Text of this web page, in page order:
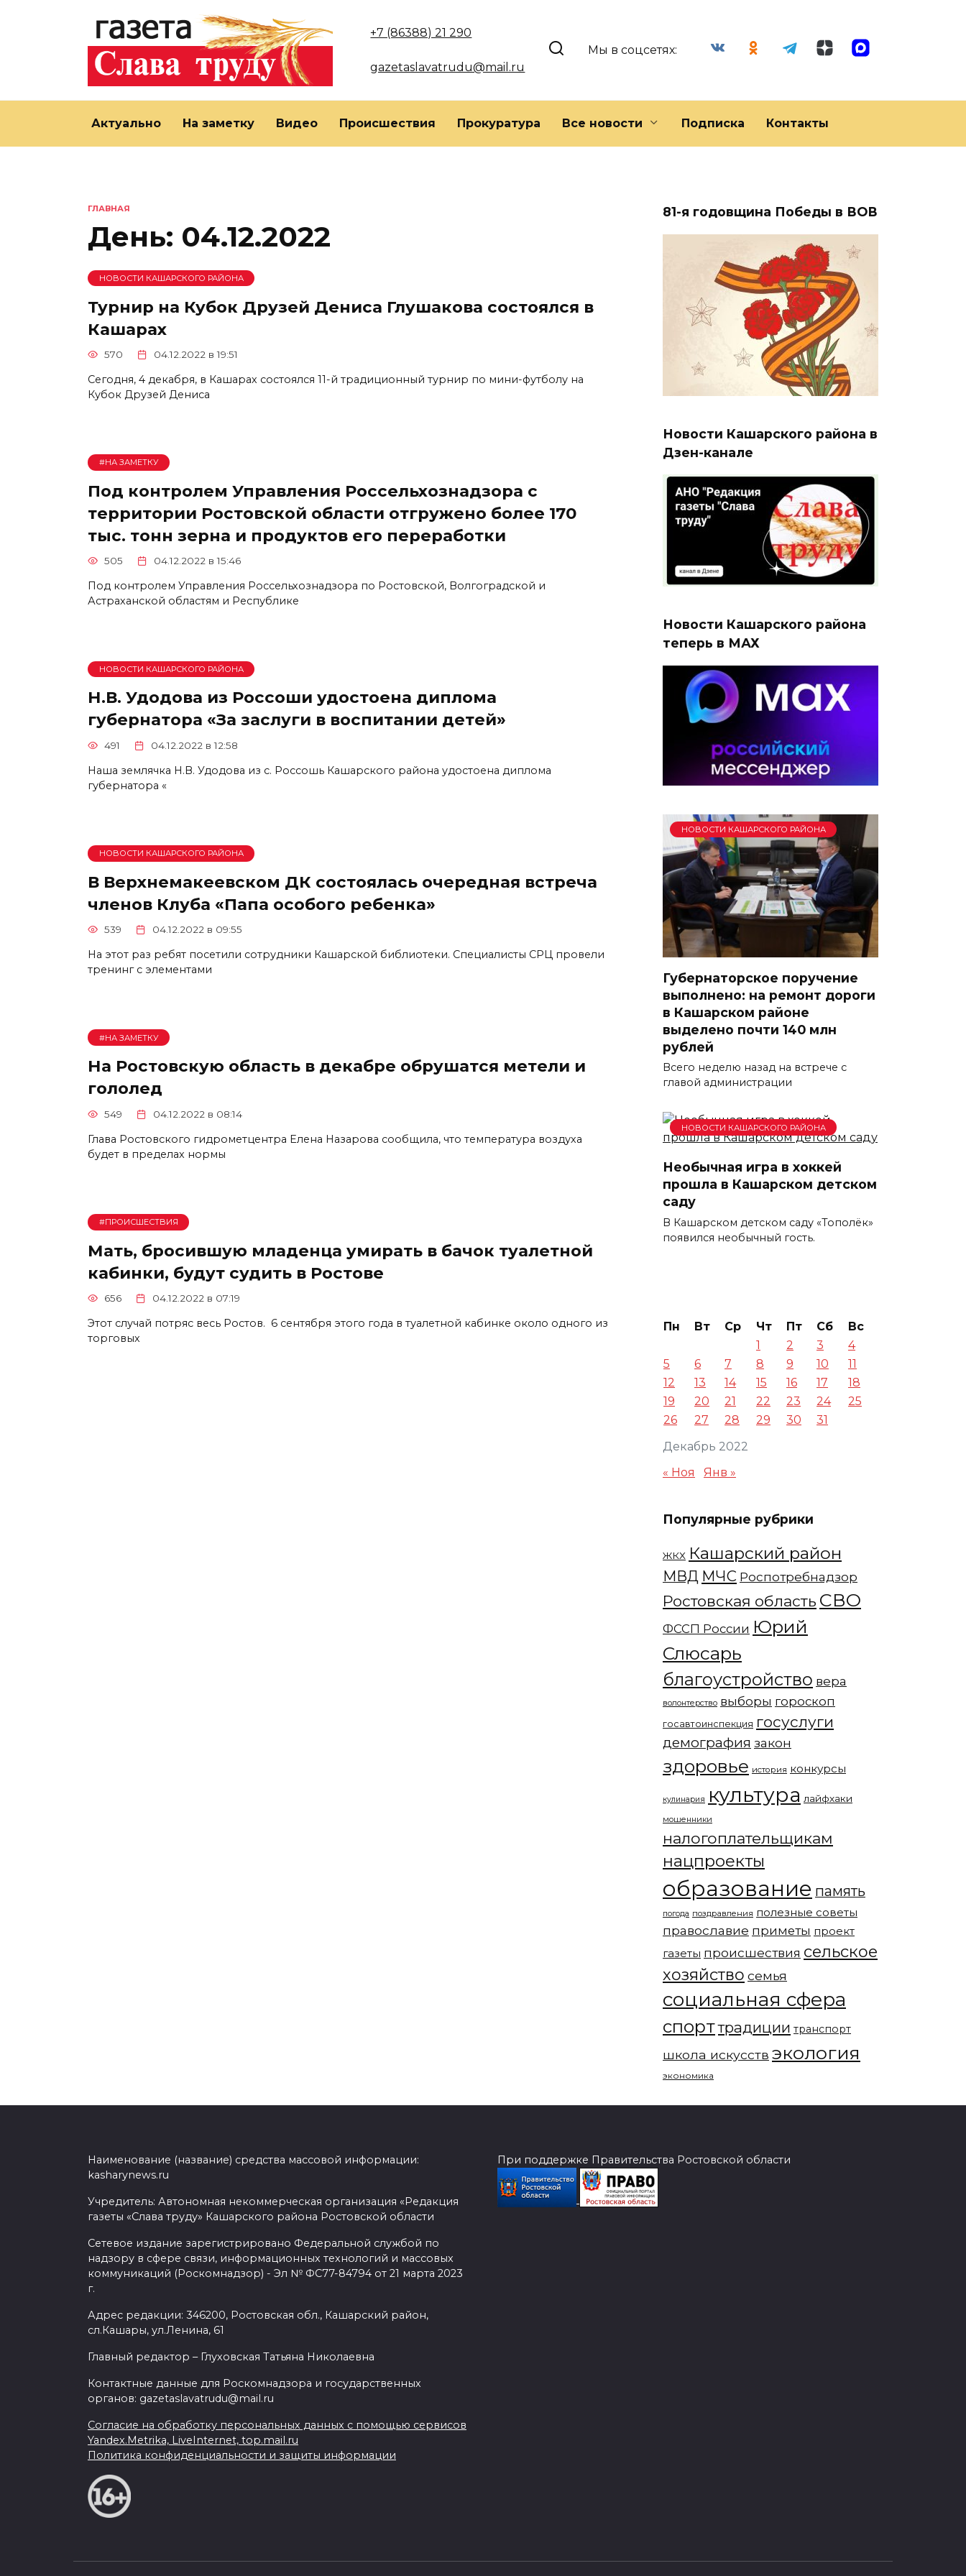
+7 (86388) 21 290
gazetaslavatrudu@mail.ru
Мы в соцсетях:
Актуально На заметку Видео Происшествия Прокуратура Все новости Подписка Контакты
ГЛАВНАЯ
День: 04.12.2022
НОВОСТИ КАШАРСКОГО РАЙОНА
Турнир на Кубок Друзей Дениса Глушакова состоялся в
Кашарах
570 04.12.2022 в 19:51
Сегодня, 4 декабря, в Кашарах состоялся 11-й традиционный турнир по мини-футболу на
Кубок Друзей Дениса
#НА ЗАМЕТКУ
Под контролем Управления Россельхознадзора с
территории Ростовской области отгружено более 170
тыс. тонн зерна и продуктов его переработки
505 04.12.2022 в 15:46
Под контролем Управления Россельхознадзора по Ростовской, Волгоградской и
Астраханской областям и Республике
НОВОСТИ КАШАРСКОГО РАЙОНА
Н.В. Удодова из Россоши удостоена диплома
губернатора «За заслуги в воспитании детей»
491 04.12.2022 в 12:58
Наша землячка Н.В. Удодова из с. Россошь Кашарского района удостоена диплома
губернатора «
НОВОСТИ КАШАРСКОГО РАЙОНА
В Верхнемакеевском ДК состоялась очередная встреча
членов Клуба «Папа особого ребенка»
539 04.12.2022 в 09:55
На этот раз ребят посетили сотрудники Кашарской библиотеки. Специалисты СРЦ провели
тренинг с элементами
#НА ЗАМЕТКУ
На Ростовскую область в декабре обрушатся метели и
гололед
549 04.12.2022 в 08:14
Глава Ростовского гидрометцентра Елена Назарова сообщила, что температура воздуха
будет в пределах нормы
#ПРОИСШЕСТВИЯ
Мать, бросившую младенца умирать в бачок туалетной
кабинки, будут судить в Ростове
656 04.12.2022 в 07:19
Этот случай потряс весь Ростов. 6 сентября этого года в туалетной кабинке около одного из
торговых
81-я годовщина Победы в ВОВ
Новости Кашарского района в
Дзен-канале
Новости Кашарского района
теперь в МАХ
НОВОСТИ КАШАРСКОГО РАЙОНА
Губернаторское поручение
выполнено: на ремонт дороги
в Кашарском районе
выделено почти 140 млн
рублей
Всего неделю назад на встрече с
главой администрации
НОВОСТИ КАШАРСКОГО РАЙОНА
Необычная игра в хоккей
прошла в Кашарском детском
саду
В Кашарском детском саду «Тополёк»
появился необычный гость.
Декабрь 2022
Пн Вт Ср Чт Пт Сб
Вс
1
2 3
4
5
6 7 8 9 10
11
12
13 14 15 16 17
18
19
20 21 22 23 24
25
26
27 28 29 30 31
« Ноя Янв »
Популярные рубрики
ЖКХ Кашарский район
МВД МЧС Роспотребнадзор
Ростовская область СВО
ФССП России Юрий
Слюсарь
благоустройство вера
волонтерство выборы гороскоп
госавтоинспекция госуслуги
демография закон
здоровье история конкурсы
кулинария культура лайфхаки
мошенники
налогоплательщикам
нацпроекты
образование память
погода поздравления полезные советы
православие приметы проект
газеты происшествия сельское
хозяйство семья
социальная сфера
спорттрадиции транспорт
школа искусств экология
экономика
Наименование (название) средства массовой информации:
kasharynews.ru
Учредитель: Автономная некоммерческая организация «Редакция
газеты «Слава труду» Кашарского района Ростовской области
Сетевое издание зарегистрировано Федеральной службой по
надзору в сфере связи, информационных технологий и массовых
коммуникаций (Роскомнадзор) - Эл № ФС77-84794 от 21 марта 2023
г.
Адрес редакции: 346200, Ростовская обл., Кашарский район,
сл.Кашары, ул.Ленина, 61
Главный редактор – Глуховская Татьяна Николаевна
Контактные данные для Роскомнадзора и государственных
органов: gazetaslavatrudu@mail.ru
Согласие на обработку персональных данных с помощью сервисов
Yandex.Metrika, LiveInternet, top.mail.ru
Политика конфиденциальности и защиты информации
При поддержке Правительства Ростовской области